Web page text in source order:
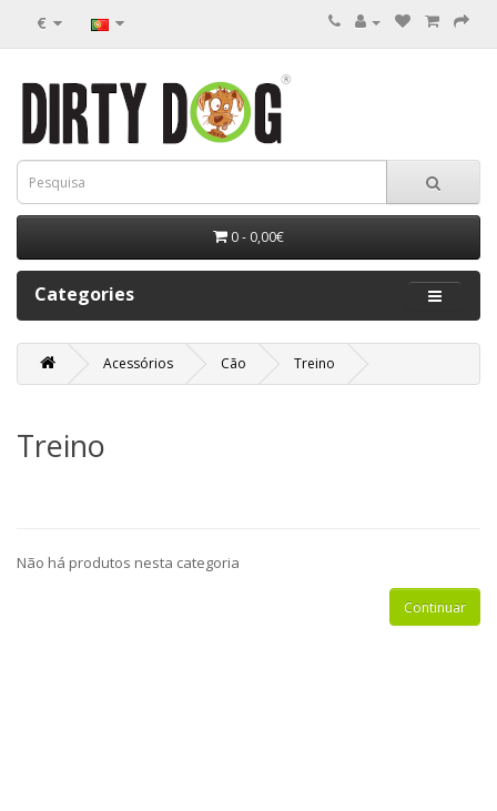
€
0 - 0,00€
Categories
Acessórios Cão Treino
Treino
Não há produtos nesta categoria
Continuar